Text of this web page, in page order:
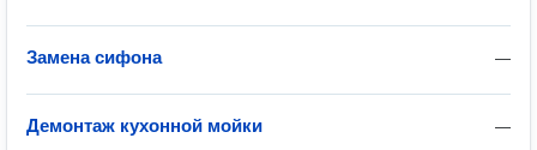
—
Замена сифона
—
Демонтаж кухонной мойки